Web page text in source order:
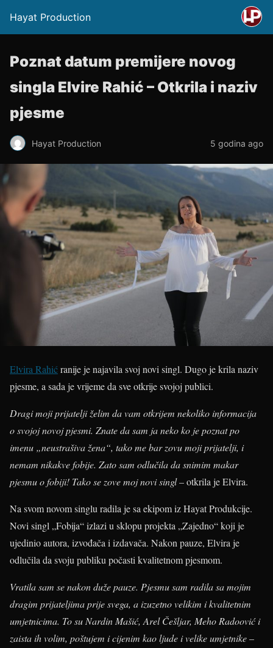
Hayat Production
Poznat datum premijere novog
singla Elvire Rahić – Otkrila i naziv
pjesme
Hayat Production 5 godina ago
Elvira Rahićranije je najavila svoj novi singl. Dugo je krila naziv
pjesme, a sada je vrijeme da sve otkrije svojoj publici.
Dragi moji prijatelji želim da vam otkrijem nekoliko informacija
o svojoj novoj pjesmi. Znate da sam ja neko ko je poznat po
imenu „neustrašiva žena“, tako me bar zovu moji prijatelji, i
nemam nikakve fobije. Zato sam odlučila da snimim makar
pjesmu o fobiji! Tako se zove moj novi singl– otkrila je Elvira.
Na svom novom singlu radila je sa ekipom iz Hayat Produkcije.
Novi singl „Fobija“ izlazi u sklopu projekta „Zajedno“ koji je
ujedinio autora, izvođača i izdavača. Nakon pauze, Elvira je
odlučila da svoju publiku počasti kvalitetnom pjesmom.
Vratila sam se nakon duže pauze. Pjesmu sam radila sa mojim
dragim prijateljima prije svega, a izuzetno velikim i kvalitetnim
umjetnicima. To su Nardin Mašić, Arel Češljar, Meho Radoović i
zaista ih volim, poštujem i cijenim kao ljude i velike umjetnike–